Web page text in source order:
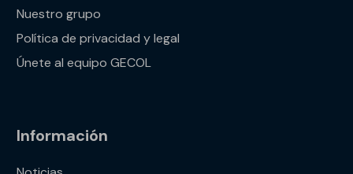
Nuestro grupo
Política de privacidad y legal
Únete al equipo GECOL
Información